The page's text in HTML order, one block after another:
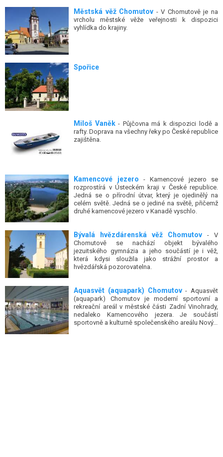
Městská věž Chomutov - V Chomutově je na
vrcholu městské věže veřejnosti k dispozici
vyhlídka do krajiny.
Spořice
Miloš Vaněk- Půjčovna má k dispozici lodě a
rafty. Doprava na všechny řeky po České republice
zajištěna.
Kamencové jezero - Kamencové jezero se
rozprostírá v Ústeckém kraji v České republice.
Jedná se o přírodní útvar, který je ojedinělý na
celém světě. Jedná se o jediné na světě, přičemž
druhé kamencové jezero v Kanadě vyschlo.
Bývalá hvězdárenská věž Chomutov - V
Chomutově se nachází objekt bývalého
jezuitského gymnázia a jeho součástí je i věž,
která kdysi sloužila jako strážní prostor a
hvězdářská pozorovatelna.
Aquasvět (aquapark) Chomutov- Aquasvět
(aquapark) Chomutov je moderní sportovní a
rekreační areál v městské části Zadní Vinohrady,
nedaleko Kamencového jezera. Je součástí
sportovně a kulturně společenského areálu Nový...